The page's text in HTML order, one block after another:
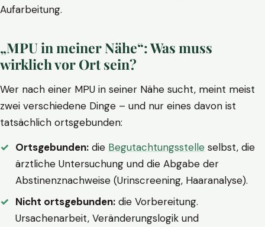
Aufarbeitung.
„MPU in meiner Nähe“: Was muss
wirklich vor Ort sein?
Wer nach einer MPU in seiner Nähe sucht, meint meist
zwei verschiedene Dinge – und nur eines davon ist
tatsächlich ortsgebunden:
Ortsgebunden: die Begutachtungsstelle selbst, die
ärztliche Untersuchung und die Abgabe der
Abstinenznachweise (Urinscreening, Haaranalyse).
Nicht ortsgebunden: die Vorbereitung.
Ursachenarbeit, Veränderungslogik und